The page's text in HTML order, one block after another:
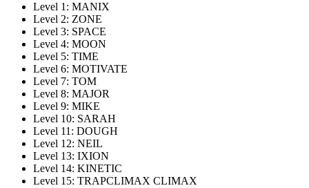
Level 1: MANIX
Level 2: ZONE
Level 3: SPACE
Level 4: MOON
Level 5: TIME
Level 6: MOTIVATE
Level 7: TOM
Level 8: MAJOR
Level 9: MIKE
Level 10: SARAH
Level 11: DOUGH
Level 12: NEIL
Level 13: IXION
Level 14: KINETIC
Level 15: TRAPCLIMAX CLIMAX